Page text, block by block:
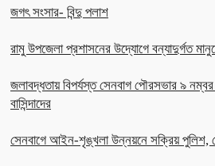
জগৎ সংসার- বিন্দু পলাশ
রামু উপজেলা প্রশাসনের উদ্যোগে বন্যাদুর্গত
জলাবদ্ধতায় বিপর্যস্ত সেনবাগ পৌরসভার ৯ নম্বর
বাসিন্দাদের
সেনবাগে আইন-শৃঙ্খলা উন্নয়নে সক্রিয় পুলিশ,